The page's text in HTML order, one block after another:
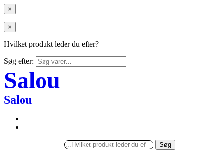
×
×
Hvilket produkt leder du efter?
Søg efter:
Salou
Salou
Søg